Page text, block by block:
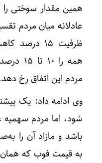
همین مقدار سوختی را
عادلانه میان مردم
ظرفیت ۱۵
همه
مردم این اتفاق رخ
وی ادامه داد: یک
باشد و مازاد آن را